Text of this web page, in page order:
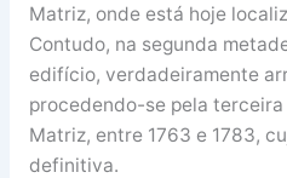
Matriz, onde está hoje
Contudo, na segunda
edifício, verdadeiramente
procedendo-se pela
Matriz, entre 1763 e 1783,
definitiva.